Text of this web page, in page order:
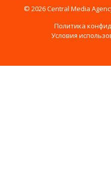
© 2026 Central Media
Политика
Условия